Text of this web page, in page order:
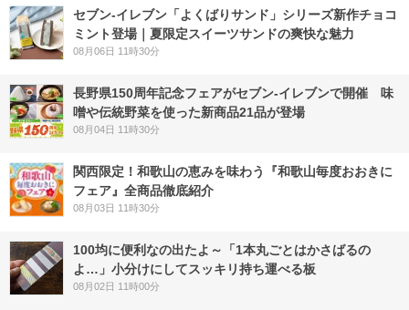
セブン‐イレブン「よくばりサンド」シリーズ新作チョコ
ミント登場｜夏限定スイーツサンドの爽快な魅力
08月06日 11時30分
長野県150周年記念フェアがセブン-イレブンで開催 味
噌や伝統野菜を使った新商品21品が登場
08月04日 11時30分
関西限定！和歌山の恵みを味わう『和歌山毎度おおきに
フェア』全商品徹底紹介
08月03日 11時30分
100均に便利なの出たよ～「1本丸ごとはかさばるの
よ…」小分けにしてスッキリ持ち運べる板
08月02日 11時00分